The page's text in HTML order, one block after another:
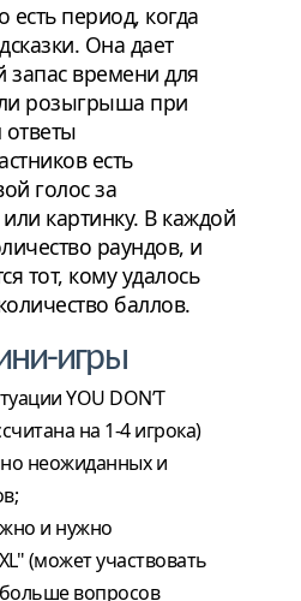
период, когда
Она дает
времени для
розыгрыша при
есть
голос за
картинку. В каждой
раундов, и
тот, кому удалось
баллов.
игры
YOU DON’T
на 1-4 игрока)
неожиданных и
и нужно
(может участвовать
вопросов